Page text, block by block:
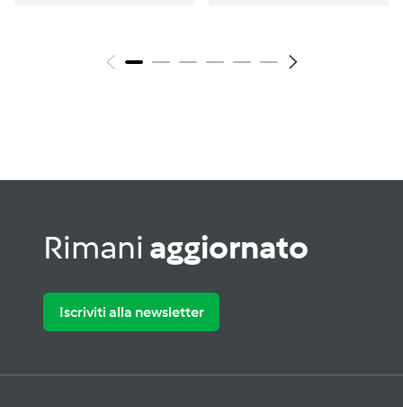
Rimani aggiornato
Iscriviti alla newsletter